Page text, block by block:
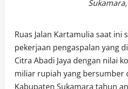
Ruas Jalan Kartamulia saat ini
pekerjaan pengaspalan yang
Citra Abadi Jaya dengan nilai
miliar rupiah yang bersumber
Kabupaten Sukamara tahun